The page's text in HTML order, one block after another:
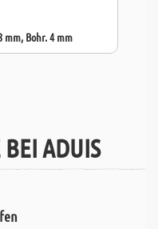
mm, Bohr. 4 mm
ADUIS